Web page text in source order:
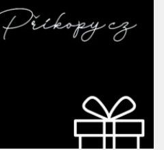
Vltava už tento pátek